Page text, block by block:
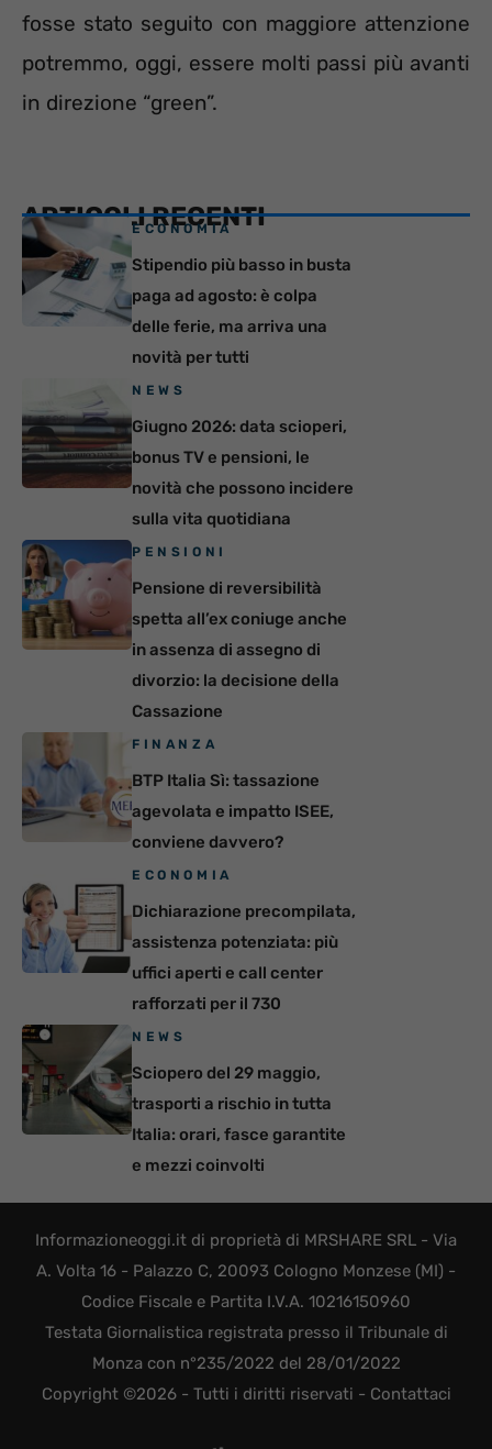
fosse stato seguito con maggiore attenzione
potremmo, oggi, essere molti passi più avanti
in direzione “green”.
ARTICOLI RECENTI
ECONOMIA
Stipendio più basso in busta
paga ad agosto: è colpa
delle ferie, ma arriva una
novità per tutti
NEWS
Giugno 2026: data scioperi,
bonus TV e pensioni, le
novità che possono incidere
sulla vita quotidiana
PENSIONI
Pensione di reversibilità
spetta all’ex coniuge anche
in assenza di assegno di
divorzio: la decisione della
Cassazione
FINANZA
BTP Italia Sì: tassazione
agevolata e impatto ISEE,
conviene davvero?
ECONOMIA
Dichiarazione precompilata,
assistenza potenziata: più
uffici aperti e call center
rafforzati per il 730
NEWS
Sciopero del 29 maggio,
trasporti a rischio in tutta
Italia: orari, fasce garantite
e mezzi coinvolti
Informazioneoggi.it di proprietà di MRSHARE SRL - Via
A. Volta 16 - Palazzo C, 20093 Cologno Monzese (MI) -
Codice Fiscale e Partita I.V.A. 10216150960
Testata Giornalistica registrata presso il Tribunale di
Monza con n°235/2022 del 28/01/2022
Copyright ©2026 - Tutti i diritti riservati - Contattaci